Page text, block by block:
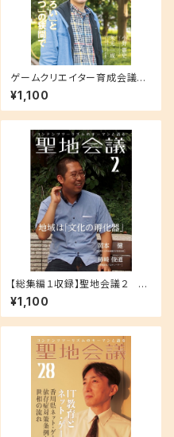
ゲームクリエイター育成会議
６ 米光一成（ゲーム作家）「お
もしろい」と「役に立つ」の狭間
で
¥1,100
【総集編１収録】聖地会議２ 岡
本 健（奈良県立大学地域創造学
部准教授） 「地域は『文化の孵化
器』」
¥1,100